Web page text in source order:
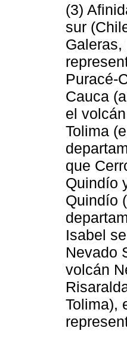
(3)
sur
Puracé-
Cauca
el
Tolima
que
Quindío
Quindío
Isabel
Nevado
volcán
Tolima),